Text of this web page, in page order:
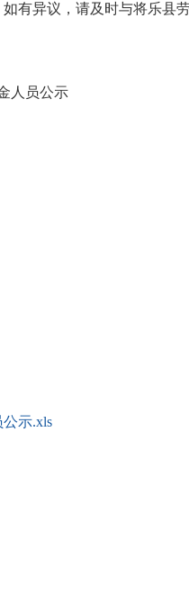
异议，请及时与将乐县劳
人员公示
示.xls